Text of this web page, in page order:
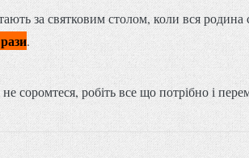
за святковим столом, коли вся родина
.
не соромтеся, робіть все що потрібно і